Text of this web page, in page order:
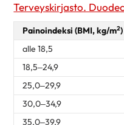
Terveyskirjasto.
Painoindeksi (BMI, kg/m2)
alle 18,5
18,5–24,9
25,0–29,9
30,0–34,9
35,0–39,9